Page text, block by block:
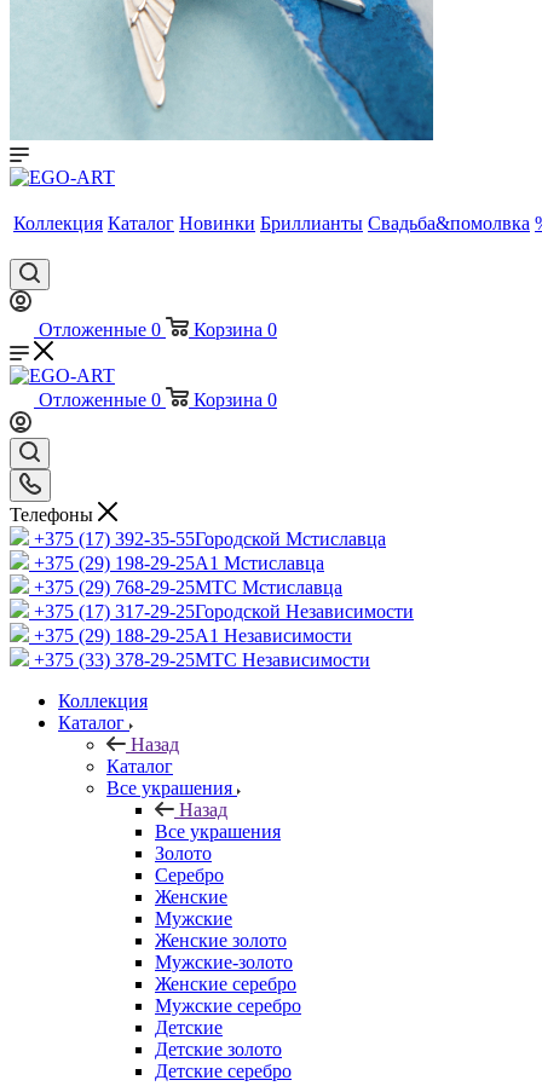
Коллекция Каталог Новинки Бриллианты Свадьба&помолвка
Отложенные 0 Корзина 0
Отложенные 0 Корзина 0
Телефоны
+375 (17) 392-35-55Городской Мстиславца
+375 (29) 198-29-25A1 Мстиславца
+375 (29) 768-29-25МТС Мстиславца
+375 (17) 317-29-25Городской Независимости
+375 (29) 188-29-25A1 Независимости
+375 (33) 378-29-25МТС Независимости
Коллекция
Каталог
Назад
Каталог
Все украшения
Назад
Все украшения
Золото
Серебро
Женские
Мужские
Женские золото
Мужские-золото
Женские серебро
Мужские серебро
Детские
Детские золото
Детские серебро